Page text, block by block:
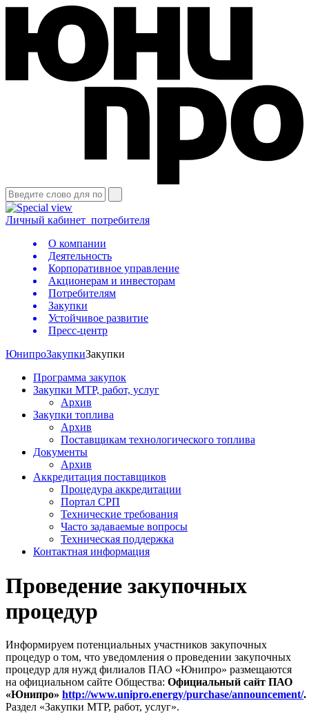
Личный кабинет потребителя
О компании
Деятельность
Корпоративное управление
Акционерам и инвесторам
Потребителям
Закупки
Устойчивое развитие
Пресс-центр
ЮнипроЗакупкиЗакупки
Программа закупок
Закупки МТР, работ, услуг
Архив
Закупки топлива
Архив
Поставщикам технологического топлива
Документы
Архив
Аккредитация поставщиков
Процедура аккредитации
Портал СРП
Технические требования
Часто задаваемые вопросы
Техническая поддержка
Контактная информация
Проведение закупочных
процедур
Информируем потенциальных участников закупочных
процедур о том, что уведомления о проведении закупочных
процедур для нужд филиалов ПАО «Юнипро» размещаются
на официальном сайте Общества: Официальный сайт ПАО
«Юнипро» http://www.unipro.energy/purchase/announcement/.
Раздел «Закупки МТР, работ, услуг».